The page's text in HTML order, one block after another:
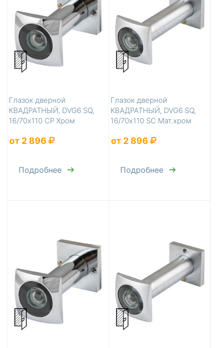
Глазок дверной
КВАДРАТНЫЙ, DVG6 SQ,
16/70х110 СР Хром
от 2 896
Подробнее
Глазок дверной
КВАДРАТНЫЙ, DVG6 SQ,
16/70х110 SC Мат.хром
от 2 896
Подробнее